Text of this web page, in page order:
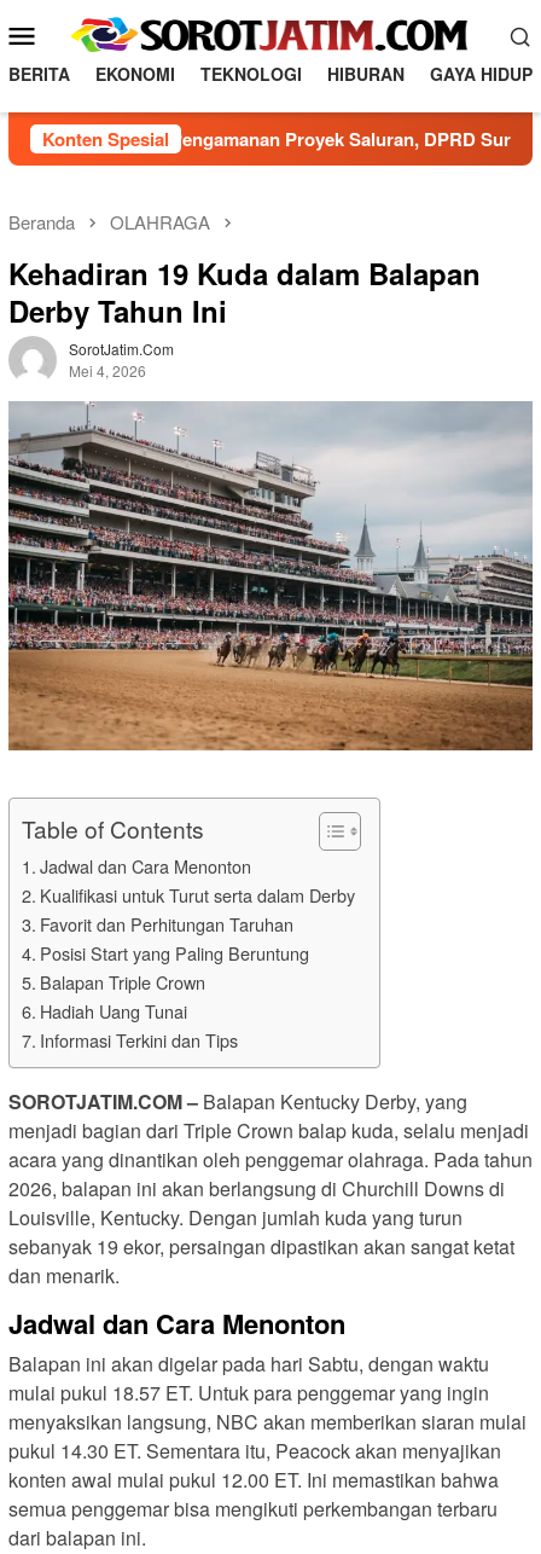
o
a
e
u
M
b
i
l
e
BERITA EKONOMI TEKNOLOGI HIBURAN GAYA HIDUP
Konten Spesial
Minim Pengamanan Proyek Saluran, DPRD Surabaya
Beranda OLAHRAGA
Kehadiran 19 Kuda dalam Balapan
Derby Tahun Ini
SorotJatim.com
Mei 4, 2026
Table of Contents
Jadwal dan Cara Menonton
Kualifikasi untuk Turut serta dalam Derby
Favorit dan Perhitungan Taruhan
Posisi Start yang Paling Beruntung
Balapan Triple Crown
Hadiah Uang Tunai
Informasi Terkini dan Tips
SOROTJATIM.COM – Balapan Kentucky Derby, yang
menjadi bagian dari Triple Crown balap kuda, selalu menjadi
acara yang dinantikan oleh penggemar olahraga. Pada tahun
2026, balapan ini akan berlangsung di Churchill Downs di
Louisville, Kentucky. Dengan jumlah kuda yang turun
sebanyak 19 ekor, persaingan dipastikan akan sangat ketat
dan menarik.
Jadwal dan Cara Menonton
Balapan ini akan digelar pada hari Sabtu, dengan waktu
mulai pukul 18.57 ET. Untuk para penggemar yang ingin
menyaksikan langsung, NBC akan memberikan siaran mulai
pukul 14.30 ET. Sementara itu, Peacock akan menyajikan
konten awal mulai pukul 12.00 ET. Ini memastikan bahwa
semua penggemar bisa mengikuti perkembangan terbaru
dari balapan ini.